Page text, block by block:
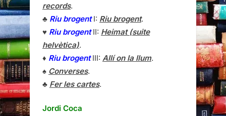
records.
♣ Riu brogentI: Riu brogent.
♥ Riu brogentII: Heimat (suite
helvètica).
♦ Riu brogentIII: Allí on la llum.
♠ Converses.
♣ Fer les cartes.
Jordi Coca